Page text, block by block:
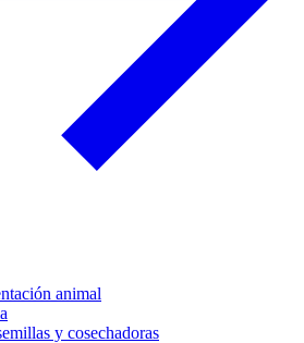
animal
y cosechadoras